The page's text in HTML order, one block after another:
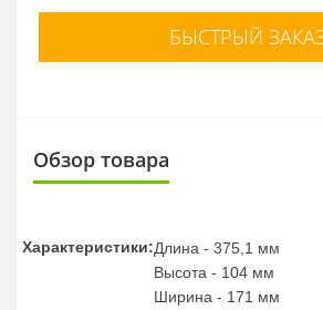
БЫСТРЫЙ
Обзор товара
Характеристики:Длина - 375,1 мм
Высота - 104 мм
Ширина - 171 мм